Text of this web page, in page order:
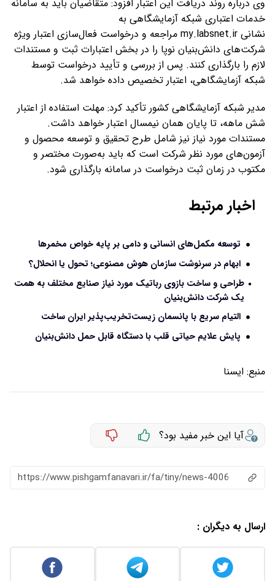
وی درباره روند دریافت این اعتبار افزود: متقاضیان باید به سامانه
خدمات اعتباری شبکه آزمایشگاهی به
نشانی my.labsnet.ir مراجعه و درخواست فعال‌سازی اعتبار ویژه
شرکت‌های دانش‌بنیان نوپا را در بخش اعتبارات ثبت و مستندات
لازم را بارگذاری کنند. پس از بررسی و تأیید درخواست توسط
شبکه آزمایشگاهی، اعتبار تخصیص داده خواهد شد.
مدیر شبکه آزمایشگاهی کشور تأکید کرد: مهلت استفاده از اعتبار
شش ماهه، تا پایان همان نیمسال اعتبار خواهد داشت.
مستندات مورد نیاز نیز شامل طرح تحقیق و توسعه محصول و
آزمون‌های مورد نظر شرکت است که باید به‌صورت مختصر و
مکتوب در زمان ثبت درخواست در سامانه بارگذاری شود.
اخبار مرتبط
توسعه مکمل‌های انسانی و دامی بر پایه خواص مخمرها
ابهام در سرنوشت سازمان هوش مصنوعی؛ تحول یا انحلال؟
طراحی و ساخت بازوی رباتیک مورد نیاز صنایع مختلف به همت
یک شرکت دانش‌بنیان
التیام سریع با پانسمان زیست‌تخریب‌پذیر ایران ساخت
پایش علایم حیاتی قلب با دستگاه قابل حمل دانش‌بنیان
منبع: ايسنا
آیا این خبر مفید بود؟
https://www.pishgamfanavari.ir/fa/tiny/news-4006
ارسال به دیگران :